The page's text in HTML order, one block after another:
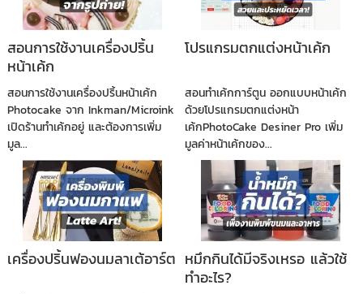
สอนการใช้งานเครื่องปริ้น
หน้าเค้ก
สอนการใช้งานเครื่องปริ้นหน้าเค้ก
Photocake จาก Inkman/Microink
เปิดร้านทำเค้กอยู่ และต้องการเพิ่ม
มูล...
โปรแกรมตกแต่งหน้าเค้ก
สอนทำเค้กการ์ตูน ออกแบบหน้าเค้ก
ด้วยโปรแกรมตกแต่งหน้า
เค้กPhotoCake Desiner Pro เพิ่ม
มูลค่าหน้าเค้กของ...
เครื่องปริ้นฟองนมลาเต้อาร์ต หมึกกินได้มีจริงเหรอ แล้วใช้
ทำอะไร?